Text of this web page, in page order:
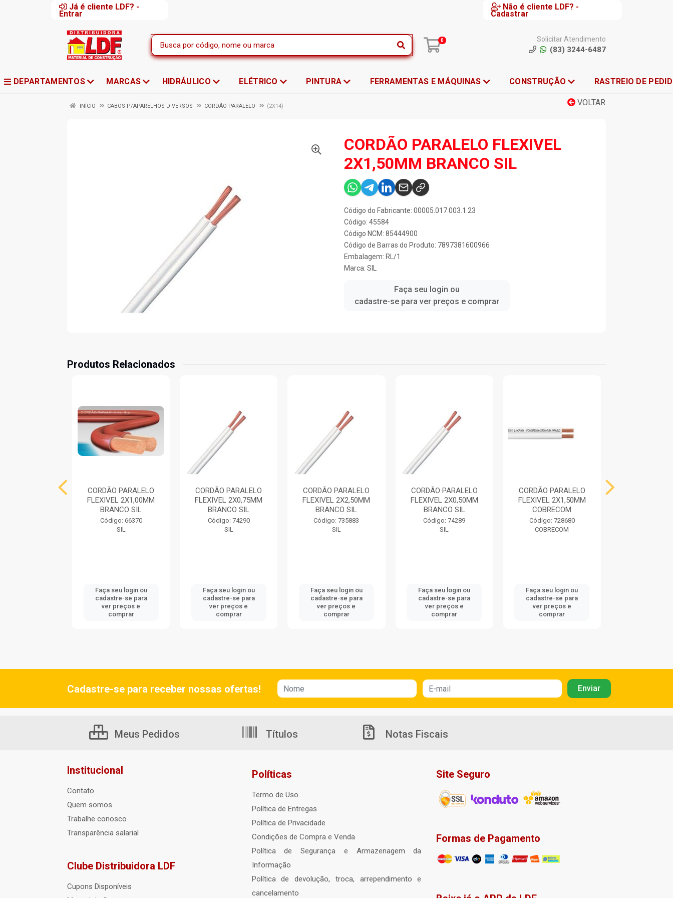
Já é cliente LDF? -
Entrar
Não é cliente LDF? -
Cadastrar
0 Solicitar Atendimento
(83) 3244-6487
DEPARTAMENTOS MARCAS HIDRÁULICO ELÉTRICO PINTURA FERRAMENTAS E MÁQUINAS CONSTRUÇÃO RASTREIO DE
VOLTAR
INÍCIO CABOS P/APARELHOS DIVERSOS CORDÃO PARALELO (2X14)
CORDÃO PARALELO FLEXIVEL
2X1,50MM BRANCO SIL
Código do Fabricante: 00005.017.003.1.23
Código: 45584
Código NCM: 85444900
Código de Barras do Produto: 7897381600966
Embalagem: RL/1
Marca: SIL
Faça seu login ou
cadastre-se para ver preços e comprar
Produtos Relacionados
CORDÃO PARALELO
FLEXIVEL 2X1,00MM
BRANCO SIL
Código: 66370
SIL
Faça seu login ou
cadastre-se para
ver preços e
comprar
CORDÃO PARALELO
FLEXIVEL 2X0,75MM
BRANCO SIL
Código: 74290
SIL
Faça seu login ou
cadastre-se para
ver preços e
comprar
CORDÃO PARALELO
FLEXIVEL 2X2,50MM
BRANCO SIL
Código: 735883
SIL
Faça seu login ou
cadastre-se para
ver preços e
comprar
CORDÃO PARALELO
FLEXIVEL 2X0,50MM
BRANCO SIL
Código: 74289
SIL
Faça seu login ou
cadastre-se para
ver preços e
comprar
CORDÃO PARALELO
FLEXIVEL 2X1,50MM
COBRECOM
Código: 728680
COBRECOM
Faça seu login ou
cadastre-se para
ver preços e
comprar
Cadastre-se para receber nossas ofertas!
Meus Pedidos Títulos Notas Fiscais
Institucional
Contato
Quem somos
Trabalhe conosco
Transparência salarial
Clube Distribuidora LDF
Cupons Disponíveis
Políticas
Termo de Uso
Política de Entregas
Política de Privacidade
Condições de Compra e Venda
Política de Segurança e Armazenagem da
Informação
Política de devolução, troca, arrependimento e
cancelamento
Site Seguro
Formas de Pagamento